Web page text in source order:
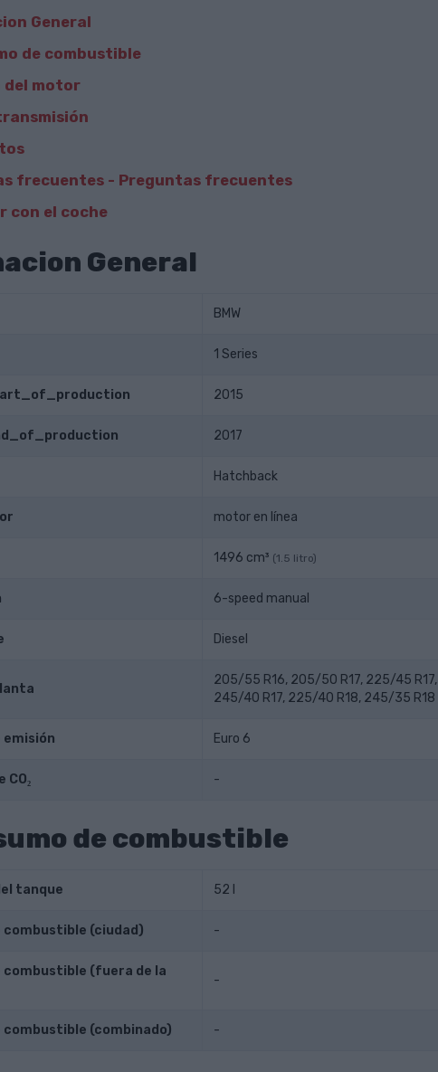
General
de combustible
del motor
frecuentes - Preguntas frecuentes
con el coche
General
BMW
1 Series
2015
2017
Hatchback
motor en línea
1496 cm³ (1.5 litro)
6-speed manual
Diesel
205/55 R16, 205/50 R17, 225/45 R17,
245/40 R17, 225/40 R18, 245/35 R18
emisión Euro 6
CO₂ -
de combustible
tanque 52 l
combustible (ciudad) -
combustible (fuera de la
-
combustible (combinado) -